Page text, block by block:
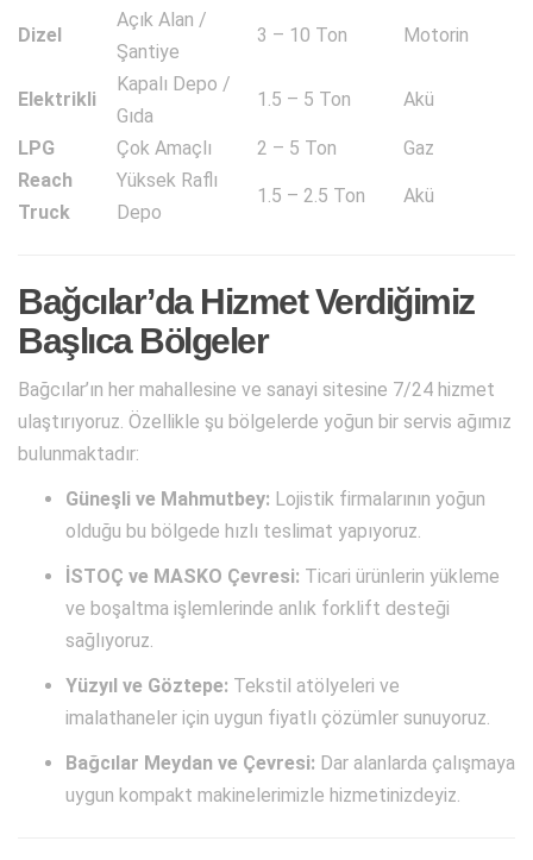
Dizel
Açık Alan /
Şantiye
3 – 10 Ton Motorin
Elektrikli
Kapalı Depo /
Gıda
1.5 – 5 Ton Akü
LPG Çok Amaçlı 2 – 5 Ton
Gaz
Reach
Truck
Yüksek Raflı
Depo
1.5 – 2.5 Ton Akü
Bağcılar’da Hizmet Verdiğimiz
Başlıca Bölgeler
Bağcılar’ın her mahallesine ve sanayi sitesine 7/24 hizmet
ulaştırıyoruz. Özellikle şu bölgelerde yoğun bir servis ağımız
bulunmaktadır:
Güneşli ve Mahmutbey: Lojistik firmalarının yoğun
olduğu bu bölgede hızlı teslimat yapıyoruz.
İSTOÇ ve MASKO Çevresi: Ticari ürünlerin yükleme
ve boşaltma işlemlerinde anlık forklift desteği
sağlıyoruz.
Yüzyıl ve Göztepe: Tekstil atölyeleri ve
imalathaneler için uygun fiyatlı çözümler sunuyoruz.
Bağcılar Meydan ve Çevresi: Dar alanlarda çalışmaya
uygun kompakt makinelerimizle hizmetinizdeyiz.